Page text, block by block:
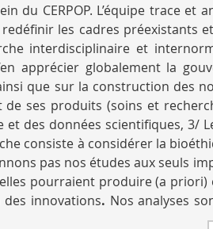
du CERPOP. L’équipe trace
les cadres préexistants
interdisciplinaire et
apprécier globalement la
que sur la construction des
ses produits (soins et
des données scientifiques, 3/
consiste à considérer la
pas nos études aux seuls
pourraient produire (a
innovations. Nos analyses